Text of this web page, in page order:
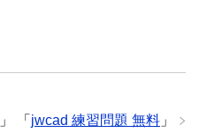
「 jwcad 練習問題 無料 」
」